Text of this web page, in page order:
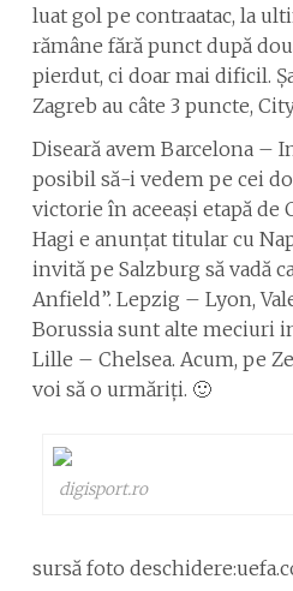
luat gol pe contraatac, la
rămâne fără punct după
pierdut, ci doar mai dificil.
Zagreb au câte 3 puncte,
Diseară avem Barcelona –
posibil să-i vedem pe cei
victorie în aceeași etapă de
Hagi e anunțat titular cu
invită pe Salzburg să vadă
Anfield”. Lepzig – Lyon,
Borussia sunt alte meciuri
Lille – Chelsea. Acum, pe
voi să o urmăriți. 🙂
digisport.ro
sursă foto